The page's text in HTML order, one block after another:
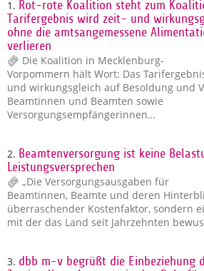
1. Rot-rote Koalition steht zum
Tarifergebnis wird zeit- und
ohne die amtsangemessene
verlieren
Die Koalition in Mecklenburg-
Vorpommern hält Wort: Das
und wirkungsgleich auf Besoldung und
Beamtinnen und Beamten sowie
Versorgungsempfängerinnen…
2. Beamtenversorgung ist keine
Leistungsversprechen
„Die Versorgungsausgaben für
Beamtinnen, Beamte und deren
überraschender Kostenfaktor, sondern
mit der das Land seit Jahrzehnten
3. dbb m-v begrüßt die Einbeziehung